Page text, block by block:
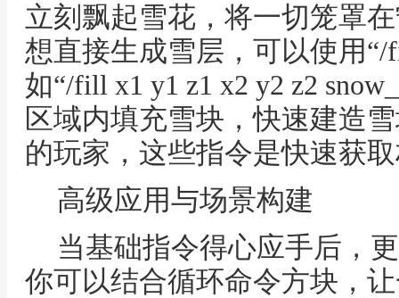
立刻飘起雪花，将一切笼罩
想直接生成雪层，可以使用
如“/fill x1 y1 z1 x2 y2 z2
区域内填充雪块，快速建造
的玩家，这些指令是快速获
高级应用与场景构建
当基础指令得心应手后，
你可以结合循环命令方块，